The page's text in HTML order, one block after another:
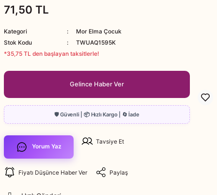
71,50 TL
Kategori
Mor Elma Çocuk
Stok Kodu
TWUAQ1595K
*35,75 TL den başlayan taksitlerle!
Gelince Haber Ver
Yorum Yaz
Tavsiye Et
Fiyatı Düşünce Haber Ver Paylaş